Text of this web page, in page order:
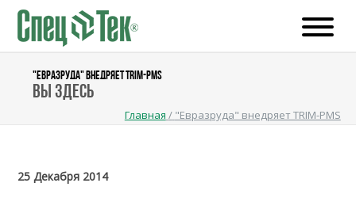
"ЕВРАЗРУДА" ВНЕДРЯЕТ TRIM-PMS
Вы здесь
Главная / "Евразруда" внедряет TRIM-PMS
25 Декабря 2014